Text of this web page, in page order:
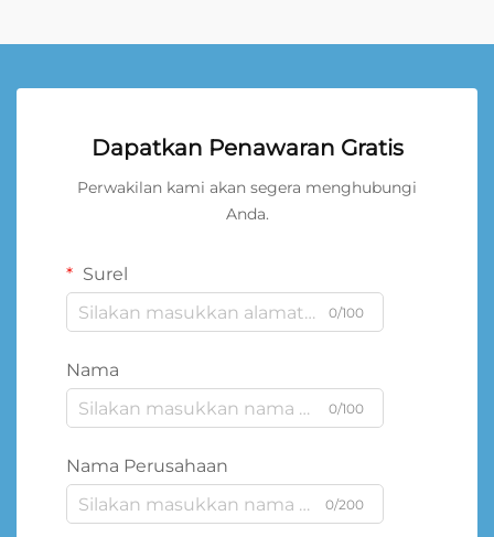
Dapatkan Penawaran Gratis
Perwakilan kami akan segera menghubungi
Anda.
Surel
0/100
Nama
0/100
Nama Perusahaan
0/200